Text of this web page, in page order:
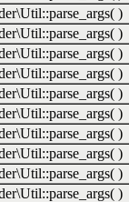
)
)
)
)
)
)
)
)
)
)